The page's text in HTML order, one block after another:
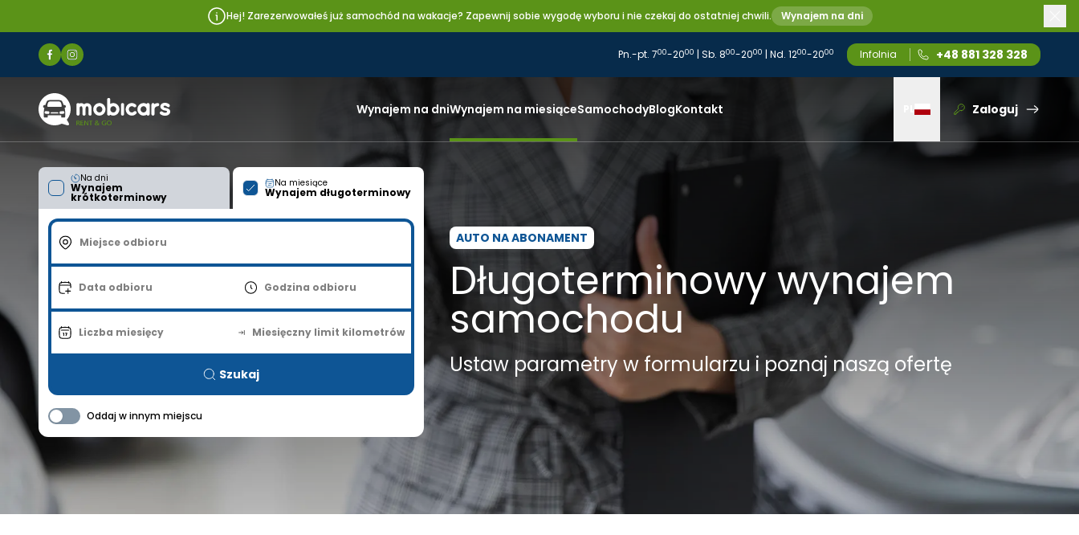
Hej! Zarezerwowałeś już samochód na wakacje? Zapewnij sobie wygodę wyboru i nie czekaj do ostatniej chwili. Wynajem na dni
Pn.-pt. 700-2000 | Sb. 800-2000 | Nd. 1200-2000 Infolnia +48 881 328 328
Mobicars.pl Wynajem na dniWynajem na miesiąceSamochodyBlogKontakt Wybierz język
Zaloguj
Na dni
Wynajem
krótkoterminowy
Na miesiące
Wynajem długoterminowy
Miejsce odbioru
Data odbioru Godzina odbioru
Liczba miesięcy Miesięczny limit kilometrów
Szukaj
Oddaj w innym miejscu
AUTO NA ABONAMENT
Długoterminowy wynajem
samochodu
Ustaw parametry w formularzu i poznaj naszą ofertę